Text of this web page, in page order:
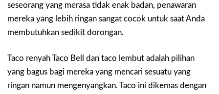
seseorang yang merasa tidak enak badan, penawaran
mereka yang lebih ringan sangat cocok untuk saat Anda
membutuhkan sedikit dorongan.
Taco renyah Taco Bell dan taco lembut adalah pilihan
yang bagus bagi mereka yang mencari sesuatu yang
ringan namun mengenyangkan. Taco ini dikemas dengan